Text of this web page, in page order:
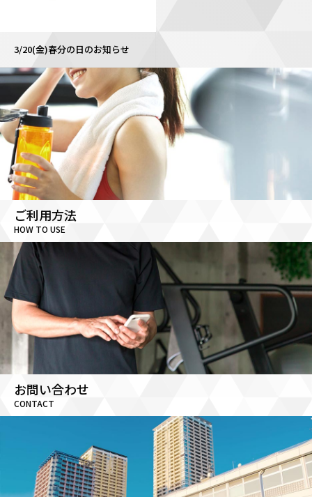
3/20(金)春分の日のお知らせ
ご利用方法
HOW TO USE
お問い合わせ
CONTACT